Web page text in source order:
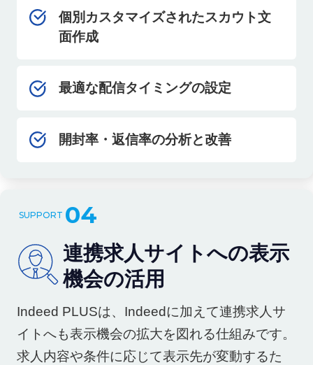
個別カスタマイズされたスカウト文
面作成
最適な配信タイミングの設定
開封率・返信率の分析と改善
04
連携求人サイトへの表示
機会の活用
Indeed PLUSは、Indeedに加えて連携求人サ
イトへも表示機会の拡大を図れる仕組みです。
求人内容や条件に応じて表示先が変動するた